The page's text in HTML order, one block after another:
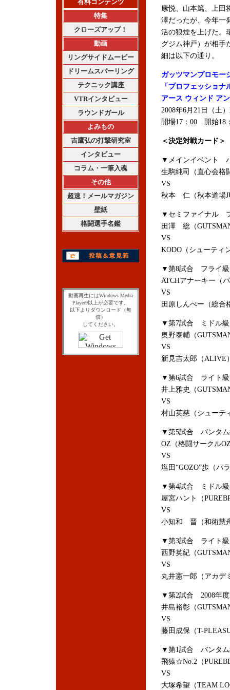
有料コンテンツ
特集
クローズアップ！
動画
リングサイドムービー
ドリームスパーリング
テクニック講座
VTRインタビュー
ラウンドガール
よみもの
吉鷹弘の打撃研究室
インタビュー
コラム・一筆入魂
その他
超速！メールマガジン
壁紙
格闘選手名鑑
動画再生にはWindows Media
Player9以上が必要です。
以下よりダウンロード（無
償）
してください。
康悦、山本篤、上田
澤だったが、今年一
活の狼煙を上げた。
グジム神戸）が相手
細は以下の通り。
ガッツマンプロモー
「プロフェッショ
アース ウィンド ア
2008年6月21日（土
開場17：00 開始18
＜決定対戦カード＞
▼メインイベント
生駒純司（直心会格
VS
秋本 仁（秋本道場
▼セミファイナル
田澤 総（
VS
KODO（シューティ
▼第8試合 フライ
ATCHアナーキー（
VS
田原しんぺー（総合
▼第7試合 ミドル
奥野泰輔（
VS
新見吉太郎（ALIVE
▼第6試合 ライト
井上雅史（
VS
村山英慈（シューテ
▼第5試合 バンタ
OZ（格闘サークル
VS
塩田“GOZO”歩（パ
▼第4試合 ミドル
屋宮ハント（
VS
小知和 晋（和術慧
▼第3試合 ライト
西野英紀（
VS
丸井憲一郎（アカデ
▼第2試合 2008年
井島裕彰（
VS
藤田成保（T-
▼第1試合 バンタ
飛猿☆No.2（
VS
大塚希望（TEAM